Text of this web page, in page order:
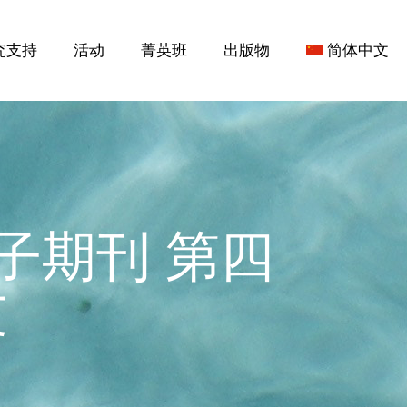
支持 活动 菁英班 出版物 简体中文
期刊 第四